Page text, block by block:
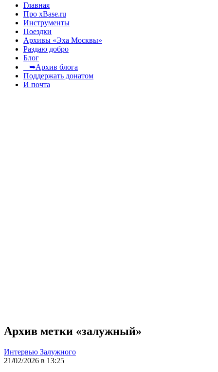
Главная
Про xBase.ru
Инструменты
Поездки
Архивы «Эха Москвы»
Раздаю добро
Блог
➥Архив блога
Поддержать донатом
И почта
Архив метки «залужный»
Интервью Залужного
21/02/2026 в 13:25